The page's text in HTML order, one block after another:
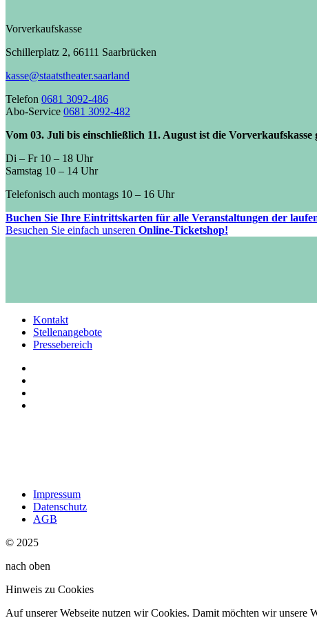
Vorverkaufskasse
Schillerplatz 2, 66111 Saarbrücken
kasse@staatstheater.saarland
Telefon 0681 3092-486
Abo-Service 0681 3092-482
Vom 03. Juli bis einschließlich 11. August ist die
Di – Fr 10 – 18 Uhr
Samstag 10 – 14 Uhr
Telefonisch auch montags 10 – 16 Uhr
Buchen Sie Ihre Eintrittskarten für alle Veranstaltungen der
Besuchen Sie einfach unseren Online-Ticketshop!
Kontakt
Stellenangebote
Pressebereich
Impressum
Datenschutz
AGB
© 2025
nach oben
Hinweis zu Cookies
Auf unserer Webseite nutzen wir Cookies. Damit möchten wir unsere